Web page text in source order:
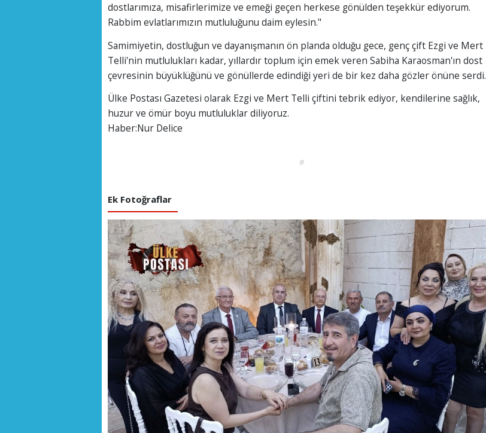
dostlarımıza, misafirlerimize ve emeği geçen herkese gönülden teşekkür ediyorum.
Rabbim evlatlarımızın mutluluğunu daim eylesin."
Samimiyetin, dostluğun ve dayanışmanın ön planda olduğu gece, genç çift Ezgi ve Mert
Telli'nin mutlulukları kadar, yıllardır toplum için emek veren Sabiha Karaosman'ın dost
çevresinin büyüklüğünü ve gönüllerde edindiği yeri de bir kez daha gözler önüne serdi.
Ülke Postası Gazetesi olarak Ezgi ve Mert Telli çiftini tebrik ediyor, kendilerine sağlık,
huzur ve ömür boyu mutluluklar diliyoruz.
Haber:Nur Delice
#
Ek Fotoğraflar